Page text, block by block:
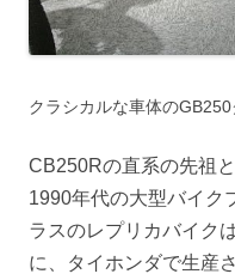
クラシカルな車体の
CB250Rの直系の先祖と
1990年代の大型バイク
ラスのレプリカバイク
に、タイホンダで生産